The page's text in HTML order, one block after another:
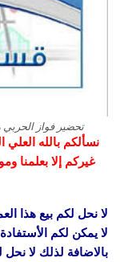
تحضير فواز الحربي مادة الرياضيات
نسألكم بالله العلي
غيركم إلا بعلمنا
لا نحل لكم بيع هذا
لا يمكن لكم
بالاضافة لذلك لا